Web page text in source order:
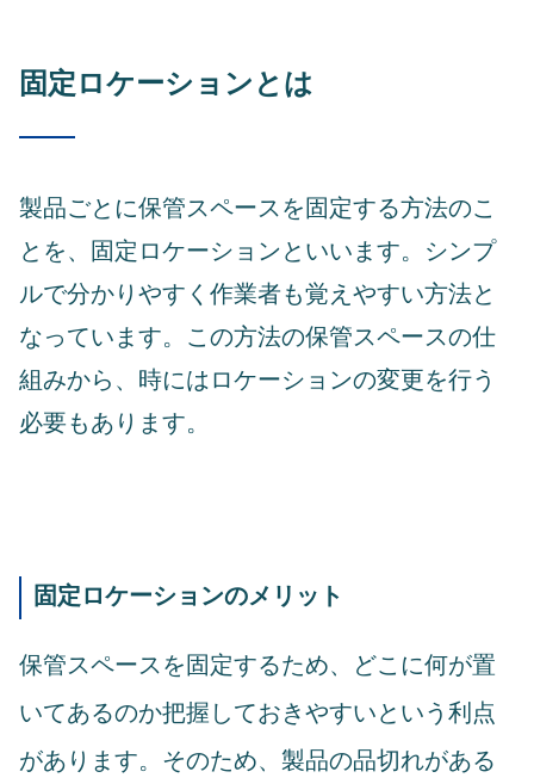
固定ロケーションとは
製品ごとに保管スペースを固定する方法のこ
とを、固定ロケーションといいます。シンプ
ルで分かりやすく作業者も覚えやすい方法と
なっています。この方法の保管スペースの仕
組みから、時にはロケーションの変更を行う
必要もあります。
固定ロケーションのメリット
保管スペースを固定するため、どこに何が置
いてあるのか把握しておきやすいという利点
があります。そのため、製品の品切れがある